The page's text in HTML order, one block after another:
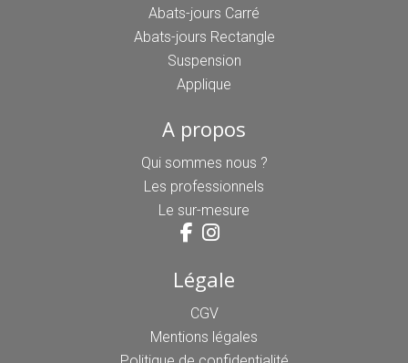
Abats-jours Carré
Abats-jours Rectangle
Suspension
Applique
A propos
Qui sommes nous ?
Les professionnels
Le sur-mesure
Légale
CGV
Mentions légales